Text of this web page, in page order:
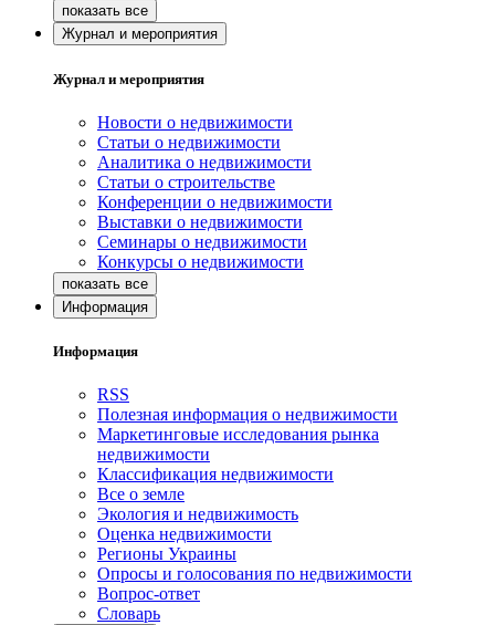
Журнал и мероприятия
Журнал и мероприятия
Новости о недвижимости
Статьи о недвижимости
Аналитика о недвижимости
Статьи о строительстве
Конференции о недвижимости
Выставки о недвижимости
Семинары о недвижимости
Конкурсы о недвижимости
Информация
Информация
RSS
Полезная информация о недвижимости
Маркетинговые исследования рынка
недвижимости
Классификация недвижимости
Все о земле
Экология и недвижимость
Оценка недвижимости
Регионы Украины
Опросы и голосования по недвижимости
Вопрос-ответ
Словарь